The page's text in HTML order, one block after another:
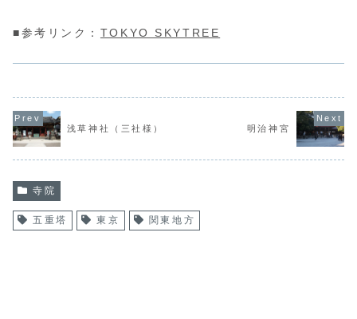
■参考リンク： TOKYO SKYTREE
浅草神社（三社様） 明治神宮
寺院
五重塔 東京 関東地方